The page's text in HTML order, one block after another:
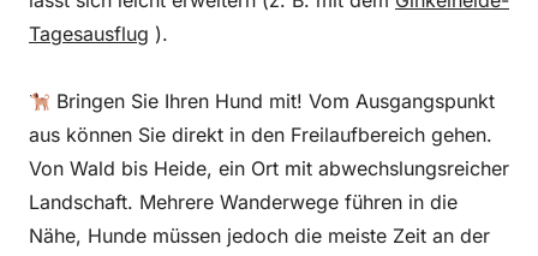
Tagesausflug ).
Bringen Sie Ihren Hund mit! Vom Ausgangspunkt
aus können Sie direkt in den Freilaufbereich gehen.
Von Wald bis Heide, ein Ort mit abwechslungsreicher
Landschaft. Mehrere Wanderwege führen in die
Nähe, Hunde müssen jedoch die meiste Zeit an der